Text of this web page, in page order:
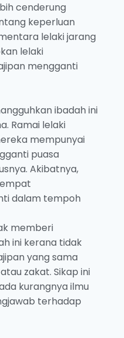
cenderung
keperluan
lelaki jarang
lelaki
mengganti
ibadah ini
Ramai lelaki
mempunyai
puasa
Akibatnya,
dalam tempoh
memberi
ini kerana tidak
yang sama
zakat. Sikap ini
kurangnya ilmu
terhadap